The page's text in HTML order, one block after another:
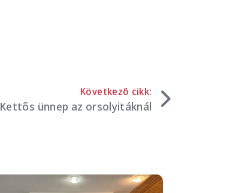
Következő cikk:
Kettős ünnep az orsolyitáknál